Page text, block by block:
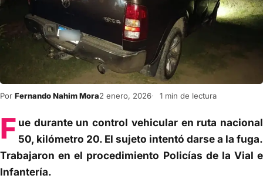
Por Fernando Nahim Mora2 enero, 2026 1 min de lectura
F ue durante un control vehicular en ruta nacional
50, kilómetro 20. El sujeto intentó darse a la fuga.
Trabajaron en el procedimiento Policías de la Vial e
Infantería.